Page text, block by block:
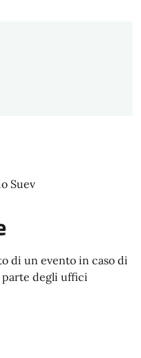
Suev
di un evento in caso di
degli uffici